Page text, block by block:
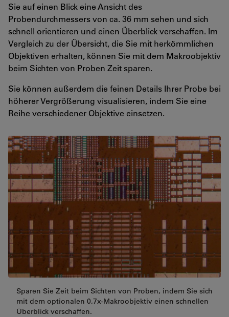
Sie auf einen Blick eine Ansicht des
Probendurchmessers von ca. 36 mm sehen und sich
schnell orientieren und einen Überblick verschaffen. Im
Vergleich zu der Übersicht, die Sie mit herkömmlichen
Objektiven erhalten, können Sie mit dem Makroobjektiv
beim Sichten von Proben Zeit sparen.
Sie können außerdem die feinen Details Ihrer Probe bei
höherer Vergrößerung visualisieren, indem Sie eine
Reihe verschiedener Objektive einsetzen.
Sparen Sie Zeit beim Sichten von Proben, indem Sie sich
mit dem optionalen 0,7x-Makroobjektiv einen schnellen
Überblick verschaffen.